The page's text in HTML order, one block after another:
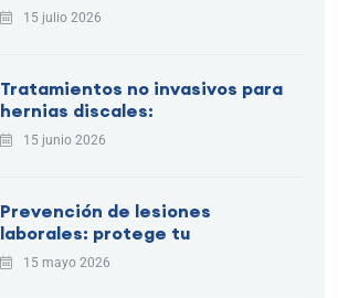
15 julio 2026
Tratamientos no invasivos para
hernias discales:
15 junio 2026
Prevención de lesiones
laborales: protege tu
15 mayo 2026